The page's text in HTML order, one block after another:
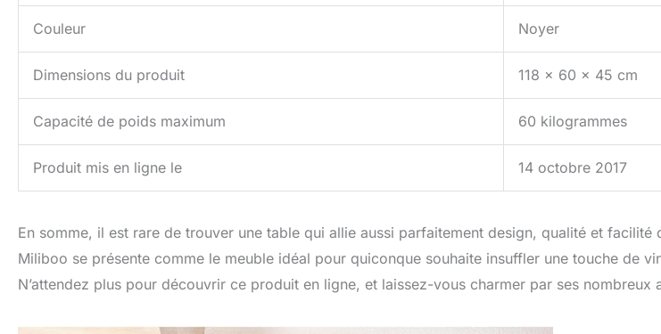
Couleur Noyer
Dimensions du produit 118 x 60 x 45 cm
Capacité de poids maximum 60 kilogrammes
Produit mis en ligne le 14 octobre 2017
En somme, il est rare de trouver une table qui allie aussi parfaitement design, qualité et facilité
Miliboo se présente comme le meuble idéal pour quiconque souhaite insuffler une touche de
N’attendez plus pour découvrir ce produit en ligne, et laissez-vous charmer par ses nombreux